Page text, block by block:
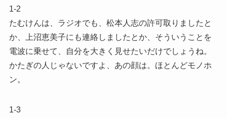
1-2
たむけんは、ラジオでも、松本人志の許可取りましたと
か、上沼恵美子にも連絡しましたとか、そういうことを
電波に乗せて、自分を大きく見せたいだけでしょうね。
かたぎの人じゃないですよ、あの顔は。ほとんどモノホ
ン。
1-3